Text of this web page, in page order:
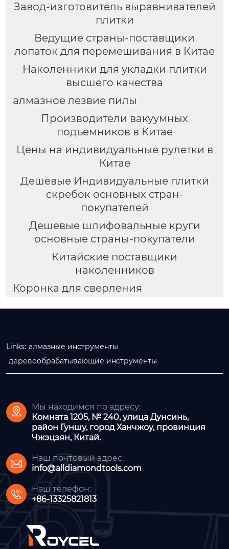
Завод-изготовитель выравнивателей
плитки
Ведущие страны-поставщики
лопаток для перемешивания в Китае
Наколенники для укладки плитки
высшего качества
алмазное лезвие пилы
Производители вакуумных
подъемников в Китае
Цены на индивидуальные рулетки в
Китае
Дешевые Индивидуальные плитки
скребок основных стран-
покупателей
Дешевые шлифовальные круги
основные страны-покупатели
Китайские поставщики
наколенников
Коронка для сверления
Links: алмазные инструменты
деревообрабатывающие инструменты

Мы находимся по адресу:
Комната 1205, № 240, улица Дунсинь,
район Гуншу, город Ханчжоу, провинция
Чжэцзян, Китай.

Наш почтовый адрес:
info@alldiamondtools.com

Наш телефон:
+86-13325821813